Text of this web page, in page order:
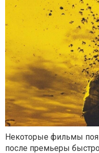
Некоторые фильмы
после премьеры